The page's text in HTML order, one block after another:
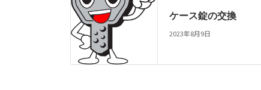
ケース錠の交換
2023年8月9日